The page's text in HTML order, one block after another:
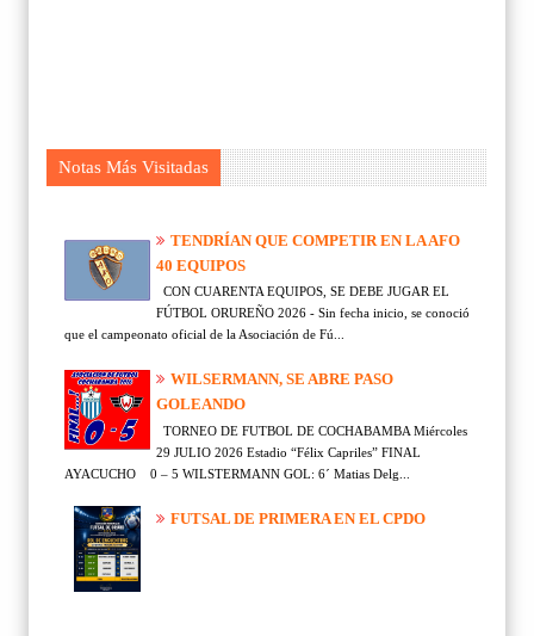
Notas Más Visitadas
TENDRÍAN QUE COMPETIR EN LA AFO
40 EQUIPOS
CON CUARENTA EQUIPOS, SE DEBE JUGAR EL
FÚTBOL ORUREÑO 2026 - Sin fecha inicio, se conoció
que el campeonato oficial de la Asociación de Fú...
WILSERMANN, SE ABRE PASO
GOLEANDO
TORNEO DE FUTBOL DE COCHABAMBA Miércoles
29 JULIO 2026 Estadio “Félix Capriles” FINAL
AYACUCHO 0 – 5 WILSTERMANN GOL: 6´ Matias Delg...
FUTSAL DE PRIMERA EN EL CPDO